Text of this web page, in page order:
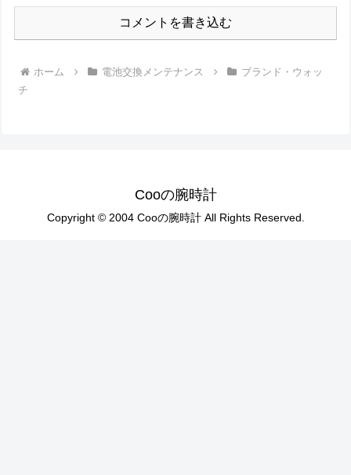
コメントを書き込む
ホーム 電池交換メンテナンス
ブランド・ウォッ
チ
Cooの腕時計
Copyright © 2004 Cooの腕時計 All Rights Reserved.